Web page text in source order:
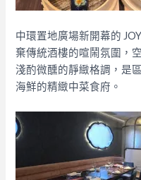
中環置地廣場新開幕的
棄傳統酒樓的喧鬧氛圍，
淺酌微醺的靜緻格調，是
海鮮的精緻中菜食府。